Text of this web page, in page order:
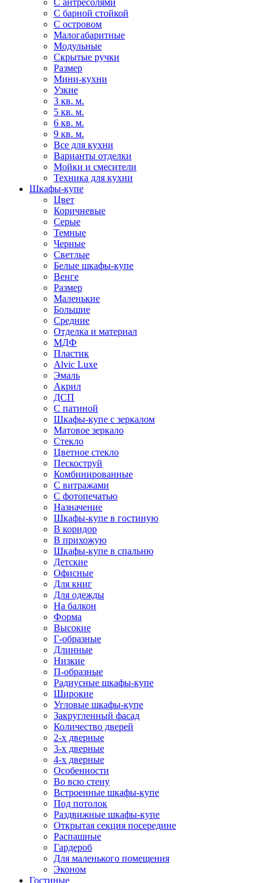
С антресолями
С барной стойкой
С островом
Малогабаритные
Модульные
Скрытые ручки
Размер
Мини-кухни
Узкие
3 кв. м.
5 кв. м.
6 кв. м.
9 кв. м.
Все для кухни
Варианты отделки
Мойки и смесители
Техника для кухни
Шкафы-купе
Цвет
Коричневые
Серые
Темные
Черные
Светлые
Белые шкафы-купе
Венге
Размер
Маленькие
Большие
Средние
Отделка и материал
МДФ
Пластик
Alvic Luxe
Эмаль
Акрил
ДСП
С патиной
Шкафы-купе с зеркалом
Матовое зеркало
Стекло
Цветное стекло
Пескоструй
Комбинированные
С витражами
С фотопечатью
Назначение
Шкафы-купе в гостиную
В коридор
В прихожую
Шкафы-купе в спальню
Детские
Офисные
Для книг
Для одежды
На балкон
Форма
Высокие
Г-образные
Длинные
Низкие
П-образные
Радиусные шкафы-купе
Широкие
Угловые шкафы-купе
Закругленный фасад
Количество дверей
2-х дверные
3-х дверные
4-х дверные
Особенности
Во всю стену
Встроенные шкафы-купе
Под потолок
Раздвижные шкафы-купе
Открытая секция посередине
Распашные
Гардероб
Для маленького помещения
Эконом
Гостиные